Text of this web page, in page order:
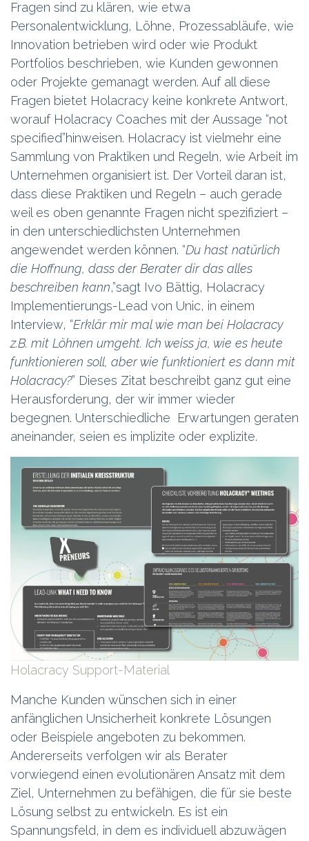
Fragen sind zu klären, wie etwa
Personalentwicklung, Löhne, Prozessabläufe, wie
Innovation betrieben wird oder wie Produkt
Portfolios beschrieben, wie Kunden gewonnen
oder Projekte gemanagt werden. Auf all diese
Fragen bietet Holacracy keine konkrete Antwort,
worauf Holacracy Coaches mit der Aussage “not
specified”hinweisen. Holacracy ist vielmehr eine
Sammlung von Praktiken und Regeln, wie Arbeit im
Unternehmen organisiert ist. Der Vorteil daran ist,
dass diese Praktiken und Regeln – auch gerade
weil es oben genannte Fragen nicht spezifiziert –
in den unterschiedlichsten Unternehmen
angewendet werden können. “Du hast natürlich
die Hoffnung, dass der Berater dir das alles
beschreiben kann,”sagt Ivo Bättig, Holacracy
Implementierungs-Lead von Unic, in einem
Interview, “Erklär mir mal wie man bei Holacracy
z.B. mit Löhnen umgeht. Ich weiss ja, wie es heute
funktionieren soll, aber wie funktioniert es dann mit
Holacracy?” Dieses Zitat beschreibt ganz gut eine
Herausforderung, der wir immer wieder
begegnen. Unterschiedliche Erwartungen geraten
aneinander, seien es implizite oder explizite.
Holacracy Support-Material
Manche Kunden wünschen sich in einer
anfänglichen Unsicherheit konkrete Lösungen
oder Beispiele angeboten zu bekommen.
Andererseits verfolgen wir als Berater
vorwiegend einen evolutionären Ansatz mit dem
Ziel, Unternehmen zu befähigen, die für sie beste
Lösung selbst zu entwickeln. Es ist ein
Spannungsfeld, in dem es individuell abzuwägen